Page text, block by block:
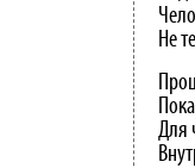
Не
Для